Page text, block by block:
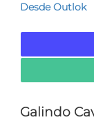
Desde Outlok
Galindo